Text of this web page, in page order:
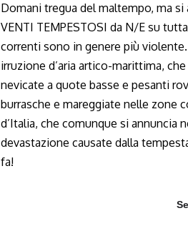
Domani tregua del maltempo, ma
VENTI TEMPESTOSI da N/E su
correnti sono in genere più
irruzione d’aria artico-marittima,
nevicate a quote basse e pesanti
burrasche e mareggiate nelle zone
d’Italia, che comunque si annuncia
devastazione causate dalla
fa!